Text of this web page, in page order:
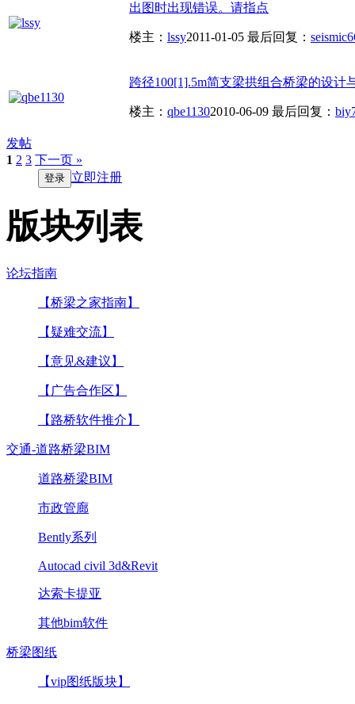
出图时出现错误。请指点
楼主： lssy2011-01-05 最后回复：
跨径100[1].5m简支梁拱组合桥梁的设计
楼主： qbe11302010-06-09 最后回复：
发帖
1 2 3 下一页 »
登录 立即注册
版块列表
论坛指南
【桥梁之家指南】
【疑难交流】
【意见&建议】
【广告合作区】
【路桥软件推介】
交通-道路桥梁BIM
道路桥梁BIM
市政管廊
Bently系列
Autocad civil 3d&Revit
达索卡提亚
其他bim软件
桥梁图纸
【vip图纸版块】